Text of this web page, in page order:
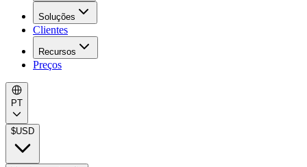
Soluções
Clientes
Recursos
Preços
PT
$USD